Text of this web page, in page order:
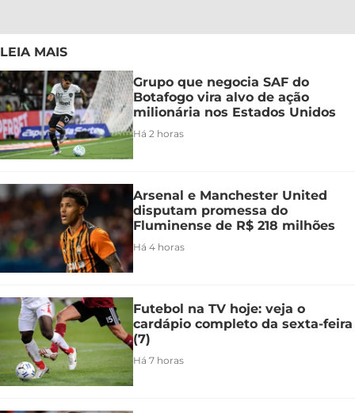
LEIA MAIS
Grupo que negocia SAF do
Botafogo vira alvo de ação
milionária nos Estados Unidos
Há 2 horas
Arsenal e Manchester United
disputam promessa do
Fluminense de R$ 218 milhões
Há 4 horas
Futebol na TV hoje: veja o
cardápio completo da sexta-feira
(7)
Há 7 horas